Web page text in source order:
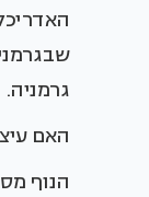
גרמניה.
האם
הנוף